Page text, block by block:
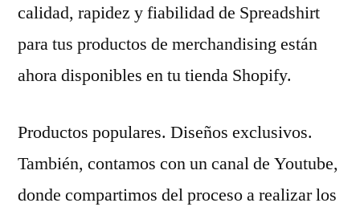
calidad, rapidez y fiabilidad de Spreadshirt
para tus productos de merchandising están
ahora disponibles en tu tienda Shopify.
Productos populares. Diseños exclusivos.
También, contamos con un canal de Youtube,
donde compartimos del proceso a realizar los